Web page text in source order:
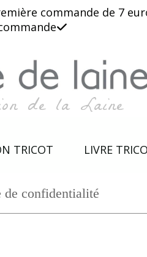
commande de 7

de la Laine
TRICOT LIVRE
de confidentialité